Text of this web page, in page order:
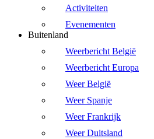
Activiteiten
Evenementen
Buitenland
Weerbericht België
Weerbericht Europa
Weer België
Weer Spanje
Weer Frankrijk
Weer Duitsland